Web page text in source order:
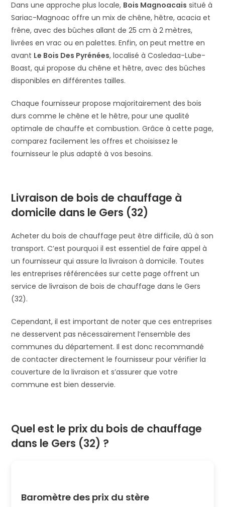
Dans une approche plus locale, Bois Magnoacais situé à
Sariac-Magnoac offre un mix de chêne, hêtre, acacia et
frêne, avec des bûches allant de 25 cm à 2 mètres,
livrées en vrac ou en palettes. Enfin, on peut mettre en
avant Le Bois Des Pyrénées, localisé à Cosledaa-Lube-
Boast, qui propose du chêne et hêtre, avec des bûches
disponibles en différentes tailles.
Chaque fournisseur propose majoritairement des bois
durs comme le chêne et le hêtre, pour une qualité
optimale de chauffe et combustion. Grâce à cette page,
comparez facilement les offres et choisissez le
fournisseur le plus adapté à vos besoins.
Livraison de bois de chauffage à
domicile dans le Gers (32)
Acheter du bois de chauffage peut être difficile, dû à son
transport. C’est pourquoi il est essentiel de faire appel à
un fournisseur qui assure la livraison à domicile. Toutes
les entreprises référencées sur cette page offrent un
service de livraison de bois de chauffage dans le Gers
(32).
Cependant, il est important de noter que ces entreprises
ne desservent pas nécessairement l’ensemble des
communes du département. Il est donc recommandé
de contacter directement le fournisseur pour vérifier la
couverture de la livraison et s’assurer que votre
commune est bien desservie.
Quel est le prix du bois de chauffage
dans le Gers (32) ?
Baromètre des prix du stère